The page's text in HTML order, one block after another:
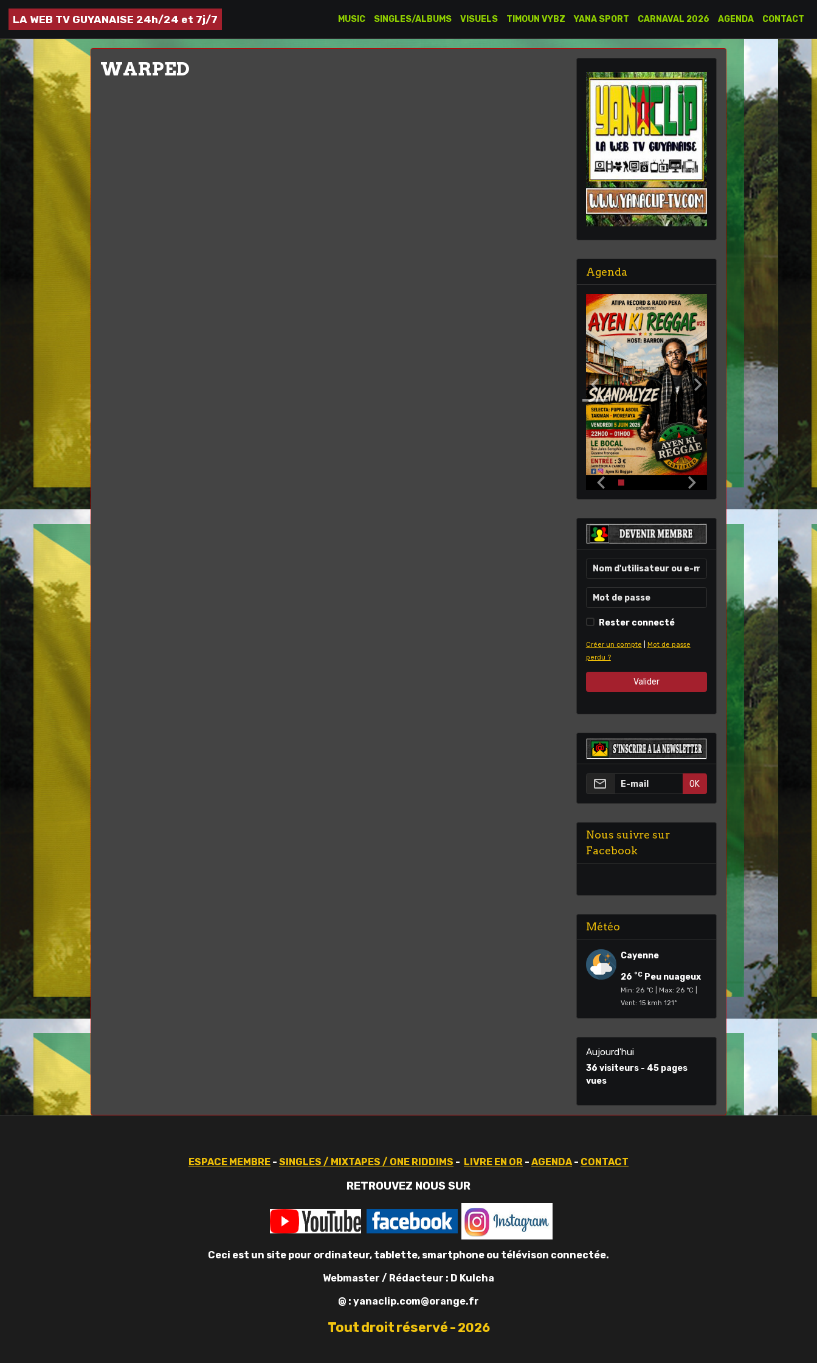
LA WEB TV GUYANAISE 24h/24 et 7j/7 MUSIC SINGLES/ALBUMS VISUELS TIMOUN VYBZ YANA SPORT CARNAVAL 2026 AGENDA CONTACT
WARPED
Agenda
Rester connecté
Créer un compte
Mot de passe
perdu ?
Valider
OK
Nous suivre sur
Facebook
Météo
Cayenne
26 °CPeu nuageux
Min: 26 °C | Max: 26 °C |
Vent: 15 kmh 121°
Aujourd'hui
36 visiteurs - 45pages
vues
ESPACE MEMBRE - SINGLES / MIXTAPES / ONE RIDDIMS - LIVRE EN OR - AGENDA - CONTACT
RETROUVEZ NOUS SUR
Ceci est un site pour ordinateur, tablette, smartphone ou télévison connectée.
Webmaster / Rédacteur : D Kulcha
@ : yanaclip.com@orange.fr
Toutdroitréservé- 2026